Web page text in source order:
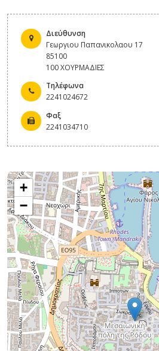
Διεύθυνση
Γεωργιου Παπανικολαου 17
85100
100 ΧΟΥΡΜΑΔΙΕΣ
Τηλέφωνα
2241024672
Φαξ
2241034710
+
−